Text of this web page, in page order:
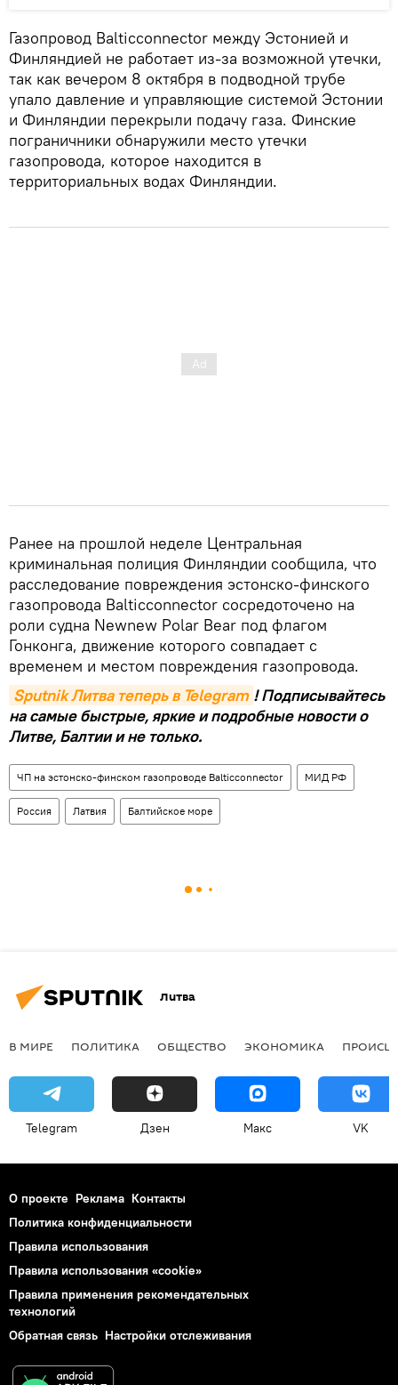
Газопровод Balticconnector между Эстонией и
Финляндией не работает из-за возможной утечки,
так как вечером 8 октября в подводной трубе
упало давление и управляющие системой Эстонии
и Финляндии перекрыли подачу газа. Финские
пограничники обнаружили место утечки
газопровода, которое находится в
территориальных водах Финляндии.
Ранее на прошлой неделе Центральная
криминальная полиция Финляндии сообщила, что
расследование повреждения эстонско-финского
газопровода Balticconnector сосредоточено на
роли судна Newnew Polar Bear под флагом
Гонконга, движение которого совпадает с
временем и местом повреждения газопровода.
Sputnik Литва теперь в Telegram ! Подписывайтесь
на самые быстрые, яркие и подробные новости о
Литве, Балтии и не только.
ЧП на эстонско-финском газопроводе Balticconnector МИД РФ
Россия Латвия Балтийское море
Литва
В МИРЕ ПОЛИТИКА ОБЩЕСТВО ЭКОНОМИКА
Telegram Дзен Макс VK
О проекте Реклама Контакты
Политика конфиденциальности
Правила использования
Правила использования «cookie»
Правила применения рекомендательных
технологий
Обратная связь Настройки отслеживания